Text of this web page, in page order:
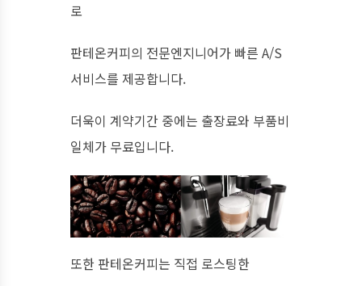
로
판테온커피의 전문엔지니어가 빠른 A/S
서비스를 제공합니다.
더욱이 계약기간 중에는 출장료와 부품비
일체가 무료입니다.
또한 판테온커피는 직접 로스팅한